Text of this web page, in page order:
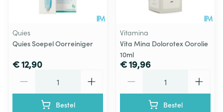
Quies
Quies Soepel Oorreiniger
€ 12,90
Bestel
Vitamina
Vita Mina Dolorotex Oorolie
10ml
€ 19,96
Bestel